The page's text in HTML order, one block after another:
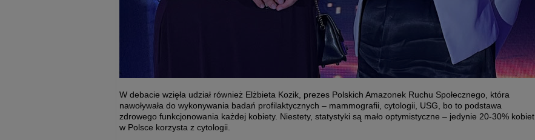
W debacie wzięła udział również Elżbieta Kozik, prezes Polskich Amazonek Ruchu Społecznego, która
nawoływała do wykonywania badań profilaktycznych – mammografii, cytologii, USG, bo to podstawa
zdrowego funkcjonowania każdej kobiety. Niestety, statystyki są mało optymistyczne – jedynie 20-30% kobiet
w Polsce korzysta z cytologii.